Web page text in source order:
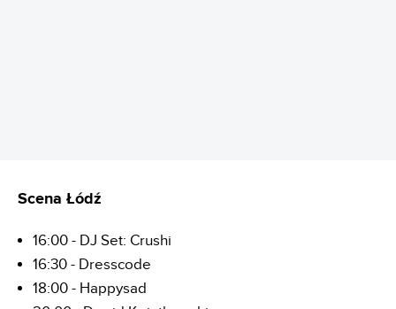
Scena Łódź
16:00 - DJ Set: Crushi
16:30 - Dresscode
18:00 - Happysad